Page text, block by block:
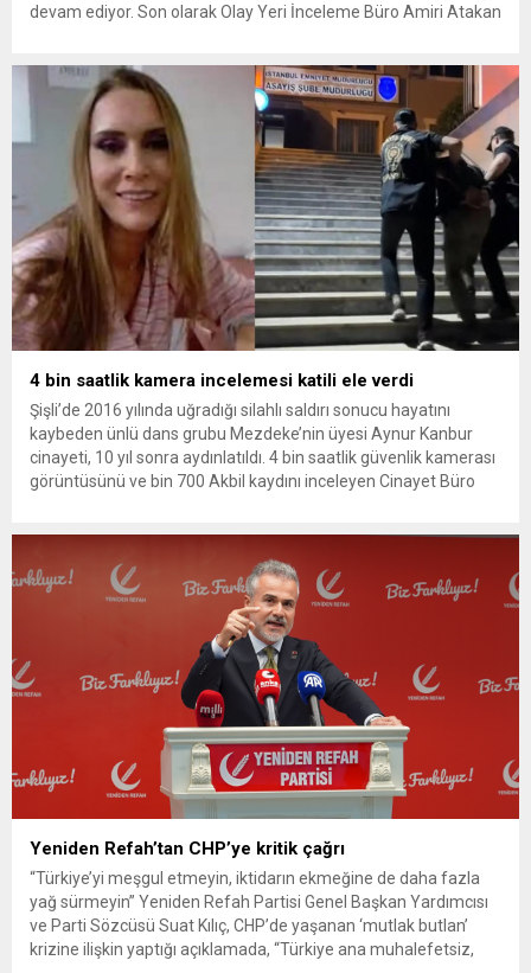
devam ediyor. Son olarak Olay Yeri İnceleme Büro Amiri Atakan
bulunan Dorukhan Büyükışık’a ilişkin yeniden açılan
soruşturmada tutuklamalar genişliyor. Son olarak dönemin...
4 bin saatlik kamera incelemesi katili ele verdi
Şişli’de 2016 yılında uğradığı silahlı saldırı sonucu hayatını
kaybeden ünlü dans grubu Mezdeke’nin üyesi Aynur Kanbur
cinayeti, 10 yıl sonra aydınlatıldı. 4 bin saatlik güvenlik kamerası
görüntüsünü ve bin 700 Akbil kaydını inceleyen Cinayet Büro
Yeniden Refah’tan CHP’ye kritik çağrı
“Türkiye’yi meşgul etmeyin, iktidarın ekmeğine de daha fazla
yağ sürmeyin” Yeniden Refah Partisi Genel Başkan Yardımcısı
ve Parti Sözcüsü Suat Kılıç, CHP’de yaşanan ‘mutlak butlan’
krizine ilişkin yaptığı açıklamada, “Türkiye ana muhalefetsiz,